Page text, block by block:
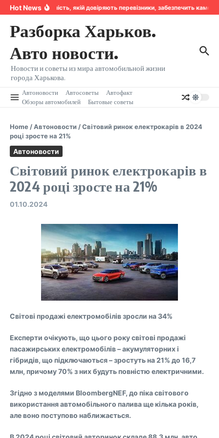
Перейти к содержанию
Hot NewsНадійність, якій довіряють перевізники, забезпечить
Разборка Харьков.
Авто новости.
Новости и советы из мира автомобильной жизни
города Харькова.
Автоновости Автосоветы
Автофакт
Обзоры автомобилей
Бытовые советы
Home /Автоновости /Світовий ринок електрокарів в 2024
році зросте на 21%
Автоновости
Світовий ринок електрокарів в
2024 році зросте на 21%
01.10.2024
Світові продажі електромобілів зросли на 34%
Експерти очікують, що цього року світові продажі
пасажирських електромобілів – акумуляторних і
гібридів, що підключаються – зростуть на 21% до 16,7
млн, причому 70% з них будуть повністю електричними.
Згідно з моделями BloombergNEF, до піка світового
використання автомобільного палива ще кілька років,
але воно поступово наближається.